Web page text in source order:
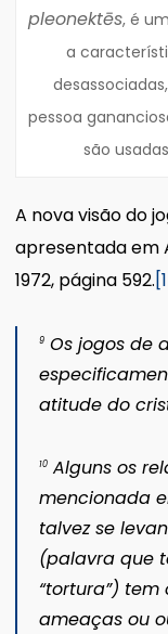
pleonektēs, é um
a
pessoa
são
A nova visão do
apresentada em
1972, página 592.
9Os jogos de
atitude do
10Alguns os
mencionada
talvez se
(palavra que
“tortura”)
ameaças ou